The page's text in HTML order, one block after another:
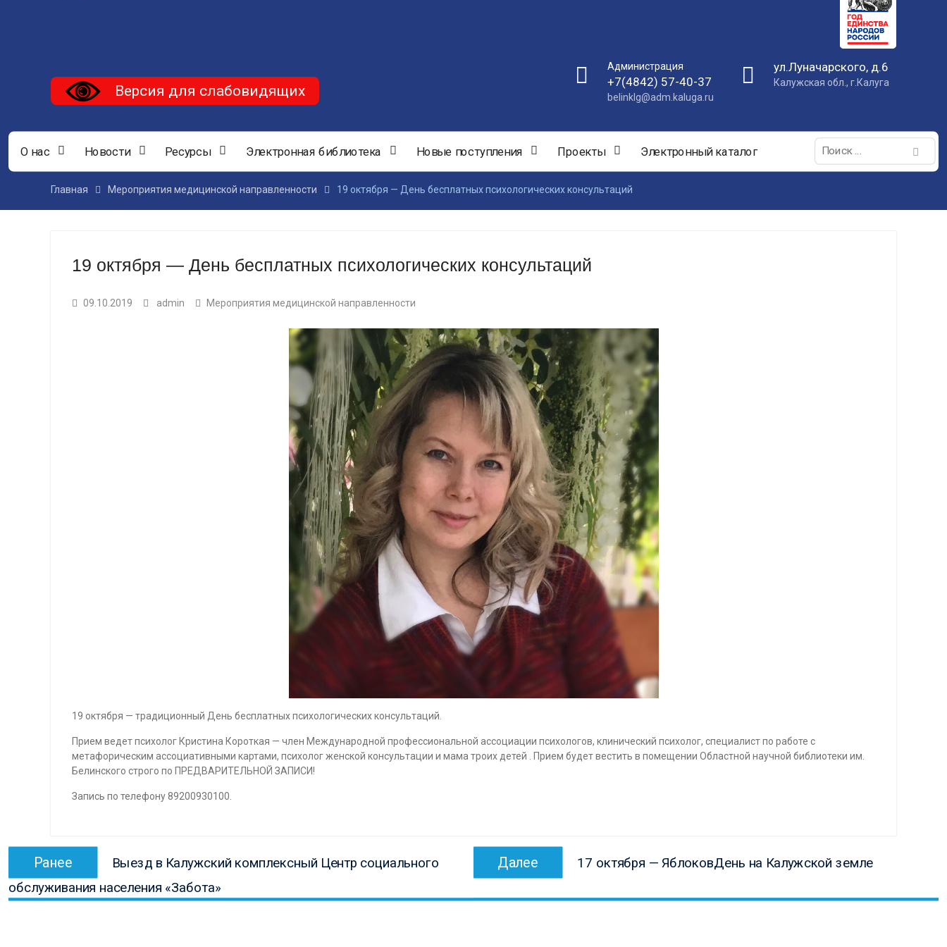
Администрация
+7(4842) 57-40-37
belinklg@adm.kaluga.ru
ул.Луначарского, д.6
Калужская обл., г.Калуга
Версия для слабовидящих
О нас Новости Ресурсы Электронная библиотека Новые поступления Проекты Электронный каталог
Поиск:
Главная Мероприятия медицинской направленности 19 октября — День бесплатных психологических консультаций
19 октября — День бесплатных психологических консультаций
09.10.2019 admin Мероприятия медицинской направленности
19 октября — традиционный День бесплатных психологических консультаций.
Прием ведет психолог Кристина Короткая — член Международной профессиональной ассоциации психологов, клинический психолог, специалист по работе с
метафорическим ассоциативными картами, психолог женской консультации и мама троих детей . Прием будет вестить в помещении Областной научной библиотеки им.
Белинского строго по ПРЕДВАРИТЕЛЬНОЙ ЗАПИСИ!
Запись по телефону 89200930100.
Навигация
записям
Ранее
запись:
Выезд в Калужский комплексный Центр социального
обслуживания населения «Забота»
Далее Следующая
запись:
17 октября — ЯблоковДень на Калужской земле